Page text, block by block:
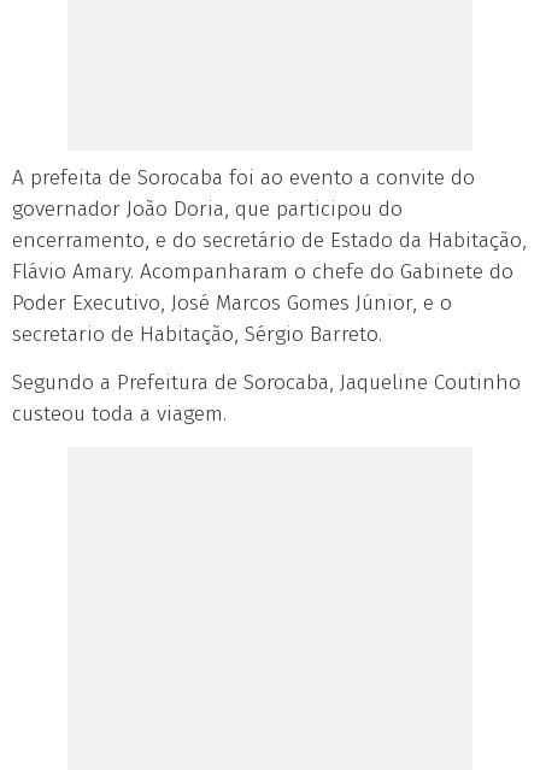
A prefeita de Sorocaba foi ao evento a convite do
governador João Doria, que participou do
encerramento, e do secretário de Estado da Habitação,
Flávio Amary. Acompanharam o chefe do Gabinete do
Poder Executivo, José Marcos Gomes Júnior, e o
secretario de Habitação, Sérgio Barreto.
Segundo a Prefeitura de Sorocaba, Jaqueline Coutinho
custeou toda a viagem.